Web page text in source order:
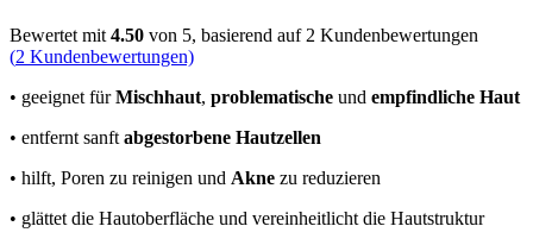
Bewertet mit 4.50 von 5, basierend auf 2 Kundenbewertungen
(2 Kundenbewertungen)
• geeignet fürMischhaut, problematische und empfindliche Haut
• entfernt sanft abgestorbene Hautzellen
• hilft, Poren zu reinigen und Akne zu reduzieren
• glättet die Hautoberfläche und vereinheitlicht die Hautstruktur